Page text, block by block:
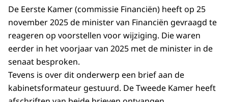
De Eerste Kamer (commissie Financiën) heeft op 25
november 2025 de minister van Financiën gevraagd te
reageren op voorstellen voor wijziging. Die waren
eerder in het voorjaar van 2025 met de minister in de
senaat besproken.
Tevens is over dit onderwerp een brief aan de
kabinetsformateur gestuurd. De Tweede Kamer heeft